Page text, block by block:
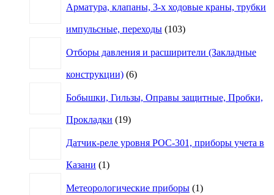
Арматура, клапаны, 3-х ходовые краны, трубки
импульсные, переходы 103103
Отборы давления и расширители (Закладные
конструкции) 66
Бобышки, Гильзы, Оправы защитные, Пробки,
Прокладки 1919
Датчик-реле уровня РОС-301, приборы учета в
Казани 11
Метеорологические приборы 1товар